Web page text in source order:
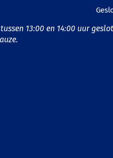
13:00 en 14:00 uur